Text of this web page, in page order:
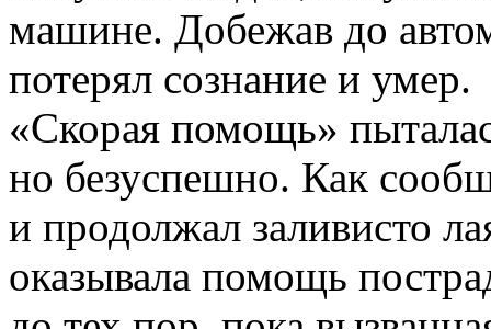
машине. Добежав до
потерял сознание и умер.
«Скорая помощь»
но безуспешно. Как
и продолжал заливисто
оказывала помощь